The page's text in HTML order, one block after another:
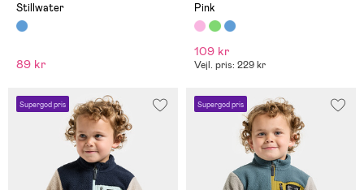
Stillwater
89 kr
Pink
109 kr
Vejl. pris: 229 kr
Supergod pris Supergod pris